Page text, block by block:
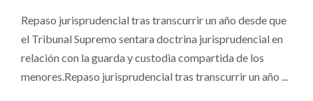
Repaso jurisprudencial tras transcurrir un año desde que
el Tribunal Supremo sentara doctrina jurisprudencial en
relación con la guarda y custodia compartida de los
menores.Repaso jurisprudencial tras transcurrir un año ...